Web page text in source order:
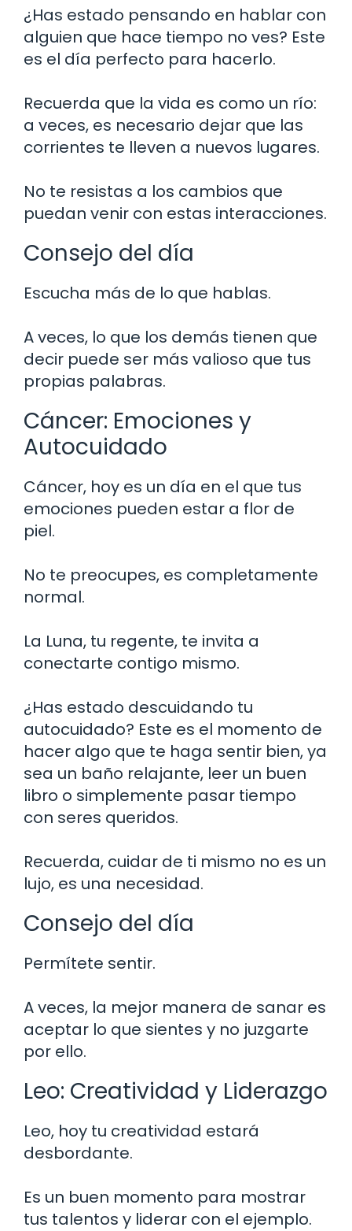
¿Has estado pensando en hablar con
alguien que hace tiempo no ves? Este
es el día perfecto para hacerlo.
Recuerda que la vida es como un río:
a veces, es necesario dejar que las
corrientes te lleven a nuevos lugares.
No te resistas a los cambios que
puedan venir con estas interacciones.
Consejo del día
Escucha más de lo que hablas.
A veces, lo que los demás tienen que
decir puede ser más valioso que tus
propias palabras.
Cáncer: Emociones y
Autocuidado
Cáncer, hoy es un día en el que tus
emociones pueden estar a flor de
piel.
No te preocupes, es completamente
normal.
La Luna, tu regente, te invita a
conectarte contigo mismo.
¿Has estado descuidando tu
autocuidado? Este es el momento de
hacer algo que te haga sentir bien, ya
sea un baño relajante, leer un buen
libro o simplemente pasar tiempo
con seres queridos.
Recuerda, cuidar de ti mismo no es un
lujo, es una necesidad.
Consejo del día
Permítete sentir.
A veces, la mejor manera de sanar es
aceptar lo que sientes y no juzgarte
por ello.
Leo: Creatividad y Liderazgo
Leo, hoy tu creatividad estará
desbordante.
Es un buen momento para mostrar
tus talentos y liderar con el ejemplo.